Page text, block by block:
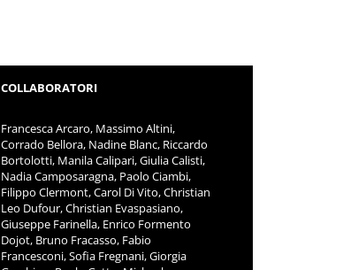
COLLABORATORI
Francesca Arcaro, Massimo Altini,
Corrado Bellora, Nadine Blanc, Riccardo
Bortolotti, Manila Calipari, Giulia Calisti,
Nadia Camposaragna, Paolo Ciambi,
Filippo Clermont, Carol Di Vito, Christian
Leo Dufour, Christian Evaspasiano,
Giuseppe Farinella, Enrico Formento
Dojot, Bruno Fracasso, Fabio
Francesconi, Sofia Fregnani, Giorgia